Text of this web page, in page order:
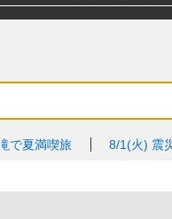
で夏満喫旅 8/1(火) 震